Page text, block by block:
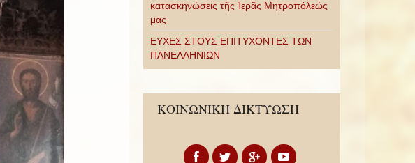
κατασκηνώσεις τῆς Ἱερᾶς Μητροπόλεώς
μας
ΕΥΧΕΣ ΣΤΟΥΣ ΕΠΙΤΥΧΟΝΤΕΣ ΤΩΝ
ΠΑΝΕΛΛΗΝΙΩΝ
ΚΟΙΝΩΝΙΚΗ ΔΙΚΤΥΩΣΗ